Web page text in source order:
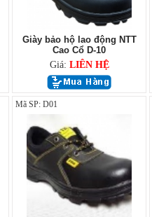
Giày bảo hộ lao động NTT
Cao Cổ D-10
Giá: LIÊN HỆ
Mã SP: D01